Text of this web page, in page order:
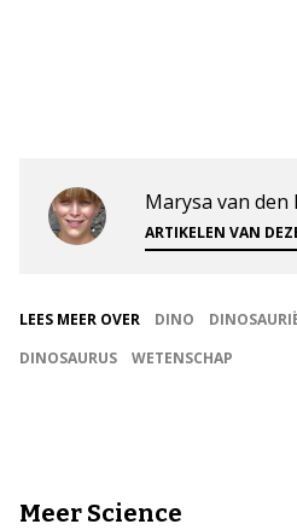
Marysa van den
ARTIKELEN VAN
LEES MEER OVER DINO
DINOSAURUS
WETENSCHAP
Meer Science